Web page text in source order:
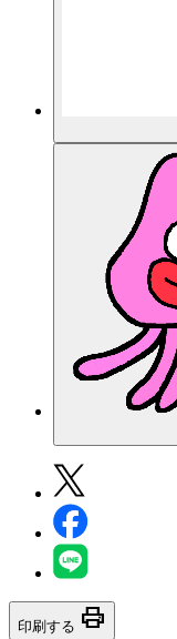
印刷する print